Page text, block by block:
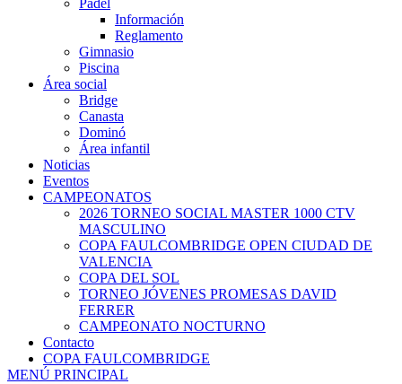
Pádel
Información
Reglamento
Gimnasio
Piscina
Área social
Bridge
Canasta
Dominó
Área infantil
Noticias
Eventos
CAMPEONATOS
2026 TORNEO SOCIAL MASTER 1000 CTV
MASCULINO
COPA FAULCOMBRIDGE OPEN CIUDAD DE
VALENCIA
COPA DEL SOL
TORNEO JÓVENES PROMESAS DAVID
FERRER
CAMPEONATO NOCTURNO
Contacto
COPA FAULCOMBRIDGE
MENÚ PRINCIPAL